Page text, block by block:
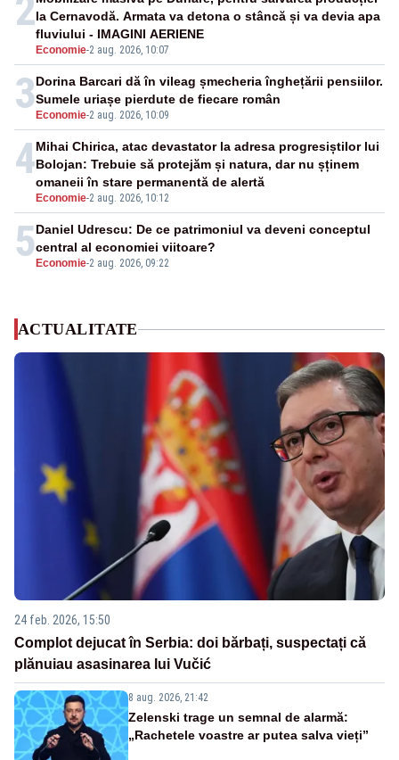
2
Economie-2 aug. 2026, 10:07
la Cernavodă. Armata va detona o stâncă și va devia apa
fluviului - IMAGINI AERIENE
3 Economie-2 aug. 2026, 10:09
Dorina Barcari dă în vileag șmecheria înghețării pensiilor.
Sumele uriașe pierdute de fiecare român
4
Economie-2 aug. 2026, 10:12
Mihai Chirica, atac devastator la adresa progresiștilor lui
Bolojan: Trebuie să protejăm și natura, dar nu șținem
omaneii în stare permanentă de alertă
5 Economie-2 aug. 2026, 09:22
Daniel Udrescu: De ce patrimoniul va deveni conceptul
central al economiei viitoare?
ACTUALITATE
24 feb. 2026, 15:50
Complot dejucat în Serbia: doi bărbați, suspectați că
plănuiau asasinarea lui Vučić
8 aug. 2026, 21:42
Zelenski trage un semnal de alarmă:
„Rachetele voastre ar putea salva vieți”